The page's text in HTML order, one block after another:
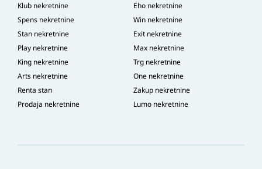
Klub nekretnine
Eho nekretnine
Spens nekretnine
Win nekretnine
Stan nekretnine
Exit nekretnine
Play nekretnine
Max nekretnine
King nekretnine
Trg nekretnine
Arts nekretnine
One nekretnine
Renta stan
Zakup nekretnine
Prodaja nekretnine
Lumo nekretnine